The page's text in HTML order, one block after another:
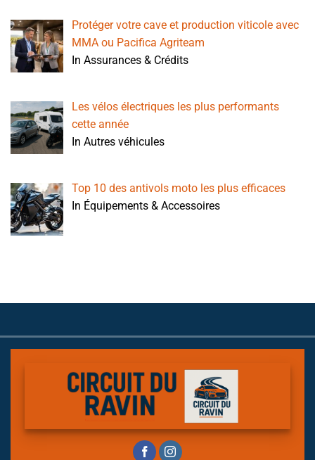
Protéger votre cave et production viticole avec
MMA ou Pacifica Agriteam
In Assurances & Crédits
Les vélos électriques les plus performants
cette année
In Autres véhicules
Top 10 des antivols moto les plus efficaces
In Équipements & Accessoires